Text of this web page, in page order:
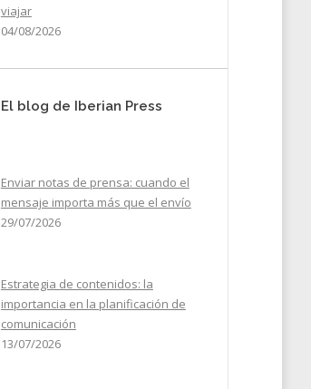
viajar
04/08/2026
El blog de Iberian Press
Enviar notas de prensa: cuando el
mensaje importa más que el envío
29/07/2026
Estrategia de contenidos: la
importancia en la planificación de
comunicación
13/07/2026